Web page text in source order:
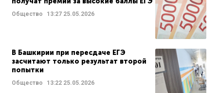
Общество 13:27 25.05.2026
В Башкирии при пересдаче ЕГЭ
засчитают только результат второй
попытки
Общество 13:22 25.05.2026